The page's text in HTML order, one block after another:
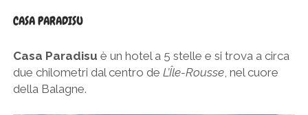
CASA PARADISU
Casa Paradisu è un hotel a 5 stelle e si trova a circa
due chilometri dal centro de L’Île-Rousse, nel cuore
della Balagne.